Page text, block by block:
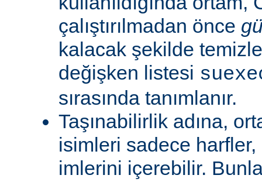
çalıştırılmadan önce
kalacak şekilde
değişken listesi
sırasında tanımlanır.
Taşınabilirlik adına,
isimleri sadece
imlerini içerebilir.